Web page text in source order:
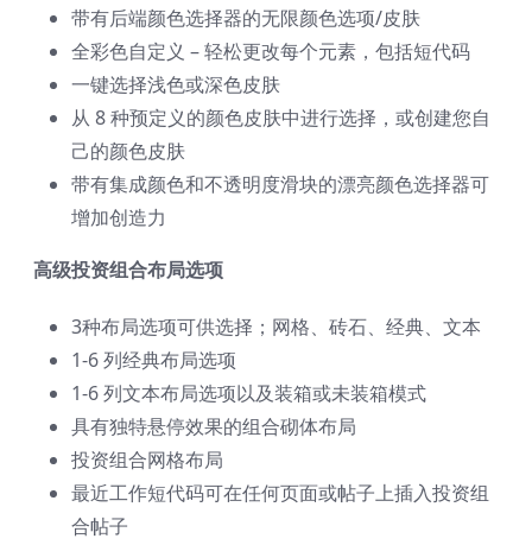
带有后端颜色选择器的无限颜色选项/皮肤
全彩色自定义 – 轻松更改每个元素，包括短代码
一键选择浅色或深色皮肤
从 8 种预定义的颜色皮肤中进行选择，或创建您自
己的颜色皮肤
带有集成颜色和不透明度滑块的漂亮颜色选择器可
增加创造力
高级投资组合布局选项
3种布局选项可供选择；网格、砖石、经典、文本
1-6 列经典布局选项
1-6 列文本布局选项以及装箱或未装箱模式
具有独特悬停效果的组合砌体布局
投资组合网格布局
最近工作短代码可在任何页面或帖子上插入投资组
合帖子